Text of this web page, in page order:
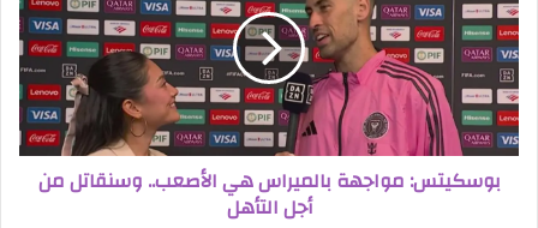
بوسكيتس: مواجهة بالميراس هي الأصعب.. وسنقاتل من
أجل التأهل